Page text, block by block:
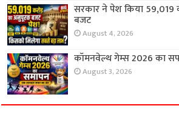
सरकार ने पेश किया
बजट
August 4, 2026
कॉमनवेल्थ गेम्स 2026 का
August 3, 2026